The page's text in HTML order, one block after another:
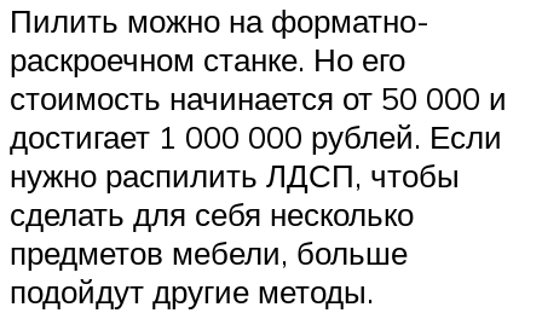
Пилить можно на форматно-
раскроечном станке. Но его
стоимость начинается от 50 000 и
достигает 1 000 000 рублей. Если
нужно распилить ЛДСП, чтобы
сделать для себя несколько
предметов мебели, больше
подойдут другие методы.